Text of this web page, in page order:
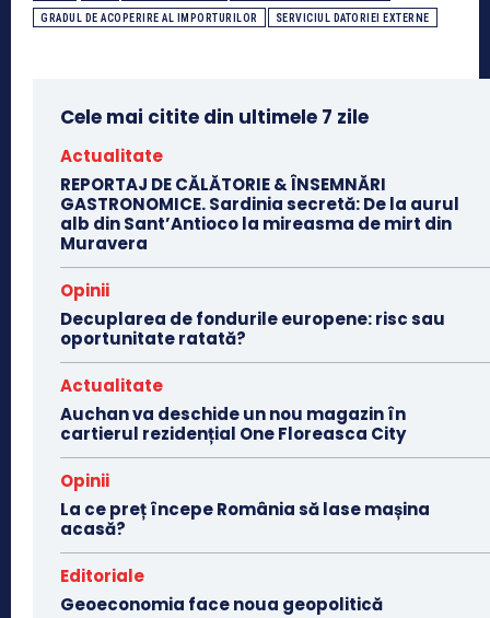
GRADUL DE ACOPERIRE AL IMPORTURILOR SERVICIUL DATORIEI EXTERNE
Cele mai citite din ultimele 7 zile
Actualitate
REPORTAJ DE CĂLĂTORIE & ÎNSEMNĂRI
GASTRONOMICE. Sardinia secretă: De la aurul
alb din Sant’Antioco la mireasma de mirt din
Muravera
Opinii
Decuplarea de fondurile europene: risc sau
oportunitate ratată?
Actualitate
Auchan va deschide un nou magazin în
cartierul rezidențial One Floreasca City
Opinii
La ce preț începe România să lase mașina
acasă?
Editoriale
Geoeconomia face noua geopolitică